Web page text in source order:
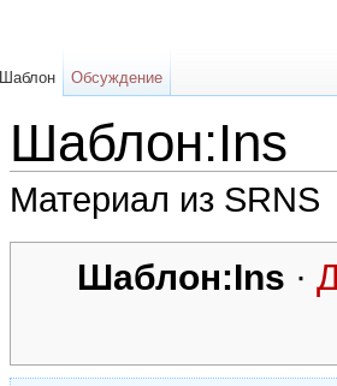
Шаблон:Ins
Материал из SRNS
Шаблон:Ins ·
Шаблон Обсуждение